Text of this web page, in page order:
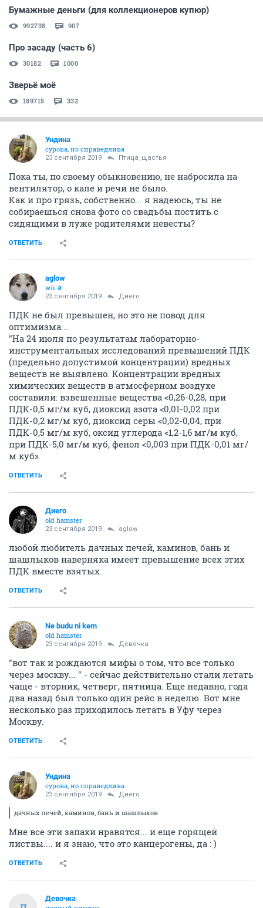
Бумажные деньги (для коллекционеров купюр)
992738 907
Про засаду (часть 6)
30182 1000
Зверьё моё
189715 332
Ундинa
сурова, но справедлива
23 сентября 2019 Птица_щастья
Пока ты, по своему обыкновению, не набросила на
вентилятор, о кале и речи не было.
Как и про грязь, собственно... я надеюсь, ты не
собираешься снова фото со свадьбы постить с
сидящими в луже родителями невесты?
ОТВЕТИТЬ
aglow
wii-й
23 сентября 2019 Диего
ПДК не был превышен, но это не повод для
оптимизма...
"На 24 июля по результатам лабораторно-
инструментальных исследований превышений ПДК
(предельно допустимой концентрации) вредных
веществ не выявлено. Концентрации вредных
химических веществ в атмосферном воздухе
составили: взвешенные вещества <0,26-0,28, при
ПДК-0,5 мг/м куб, диоксид азота <0,01-0,02 при
ПДК-0,2 мг/м куб, диоксид серы <0,02-0,04, при
ПДК-0,5 мг/м куб, оксид углерода <1,2-1,6 мг/м куб,
при ПДК-5,0 мг/м куб, фенол <0,003 при ПДК-0,01 мг/
м куб».
ОТВЕТИТЬ
Диего
old hamster
23 сентября 2019 aglow
любой любитель дачных печей, каминов, бань и
шашлыков наверняка имеет превышение всех этих
ПДК вместе взятых.
ОТВЕТИТЬ
Ne budu ni kem
old hamster
23 сентября 2019 Девочка
"вот так и рождаются мифы о том, что все только
через москву... " - сейчас действительно стали летать
чаще - вторник, четверг, пятница. Еще недавно, года
два назад был только один рейс в неделю. Вот мне
несколько раз приходилось летать в Уфу через
Москву.
ОТВЕТИТЬ
Ундинa
сурова, но справедлива
23 сентября 2019 Диего
дачных печей, каминов, бань и шашлыков
Мне все эти запахи нравятся... и еще горящей
листвы.... и я знаю, что это канцерогены, да : )
ОТВЕТИТЬ
Девочка